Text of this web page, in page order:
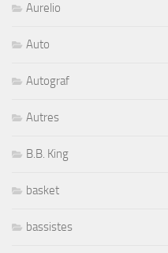
Aurelio
Auto
Autograf
Autres
B.B. King
basket
bassistes